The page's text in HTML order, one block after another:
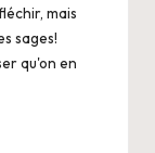
mais
sages!
qu'on en